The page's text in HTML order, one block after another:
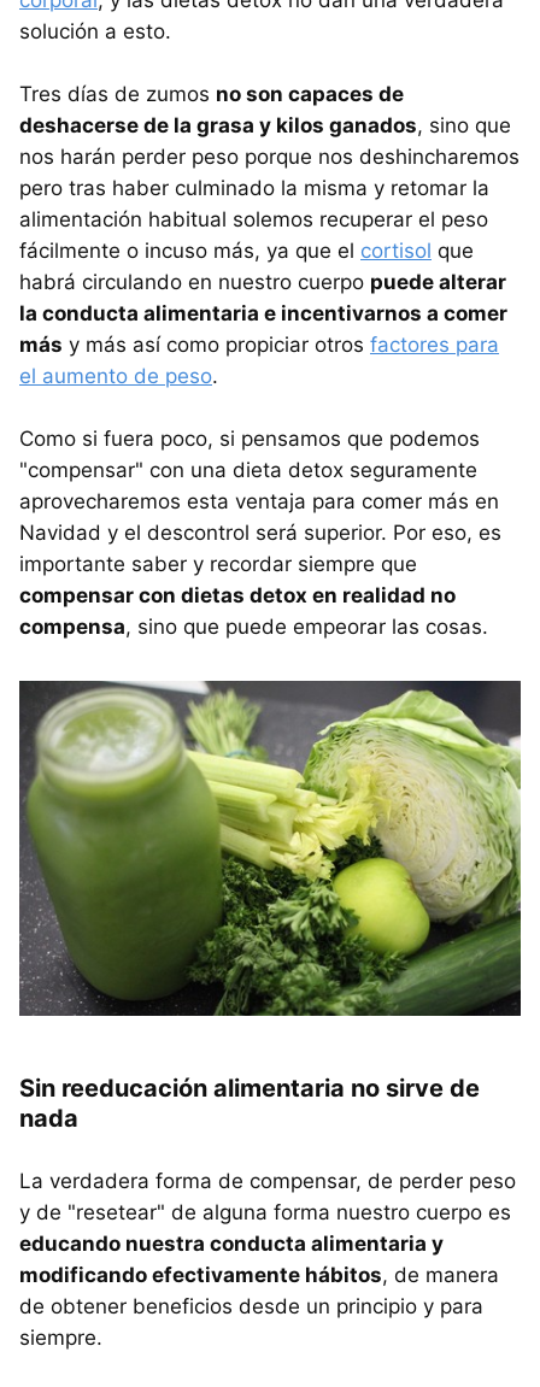
solución a esto.
Tres días de zumos no son capaces de
deshacerse de la grasa y kilos ganados, sino que
nos harán perder peso porque nos deshincharemos
pero tras haber culminado la misma y retomar la
alimentación habitual solemos recuperar el peso
fácilmente o incuso más, ya que el cortisol que
habrá circulando en nuestro cuerpo puede alterar
la conducta alimentaria e incentivarnos a comer
más y más así como propiciar otros factores para
el aumento de peso.
Como si fuera poco, si pensamos que podemos
"compensar" con una dieta detox seguramente
aprovecharemos esta ventaja para comer más en
Navidad y el descontrol será superior. Por eso, es
importante saber y recordar siempre que
compensar con dietas detox en realidad no
compensa, sino que puede empeorar las cosas.
Sin reeducación alimentaria no sirve de
nada
La verdadera forma de compensar, de perder peso
y de "resetear" de alguna forma nuestro cuerpo es
educando nuestra conducta alimentaria y
modificando efectivamente hábitos, de manera
de obtener beneficios desde un principio y para
siempre.